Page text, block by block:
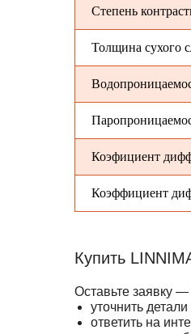
Степень
Толщина сухого
Коэфициент
Коэффициент
Оставьте заявку
уточнить детали
ответить на
Купить